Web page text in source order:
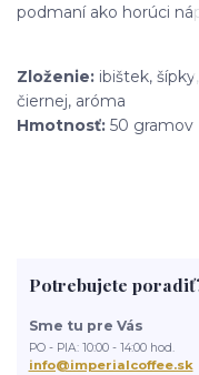
podmaní ako horúci
Zloženie: ibištek,
čiernej, aróma
Hmotnosť: 50 gramov
Potrebujete
Sme tu pre Vás
PO - PIA: 10:00 - 14:00 hod.
info@imperialcoffee.sk